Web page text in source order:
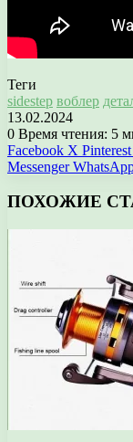
Теги
sidestep воблер
13.02.2024
0 Время чтения: 5
Facebook X Pinterest
Messenger
ПОХОЖИЕ